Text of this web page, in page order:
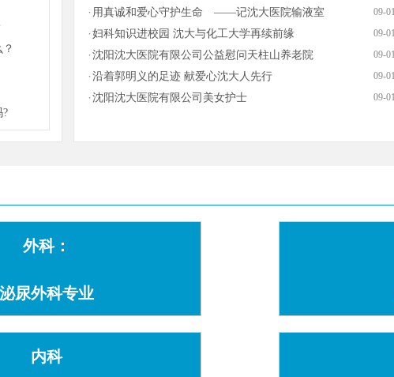
用真诚和爱心守护生命 ——记沈大医院输液室 09-01
妇科知识进校园 沈大与化工大学再续前缘 09-01
沈阳沈大医院有限公司公益慰问天柱山养老院 09-01
沿着郭明义的足迹 献爱心沈大人先行 09-01
沈阳沈大医院有限公司美女护士 09-01
外科：
泌尿外科专业
内科